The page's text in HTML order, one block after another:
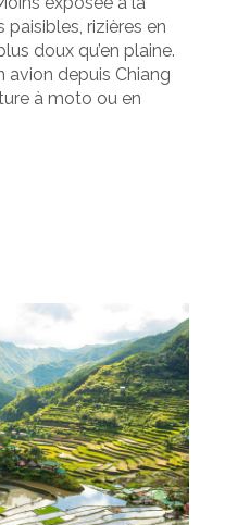
rizières en
doux qu’en plaine.
avion depuis Chiang
à moto ou en